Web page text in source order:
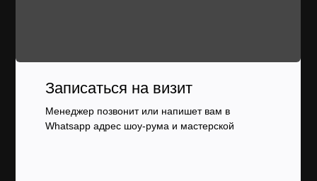
Записаться на визит
Менеджер позвонит или напишет вам в
Whatsapp адрес шоу-рума и мастерской